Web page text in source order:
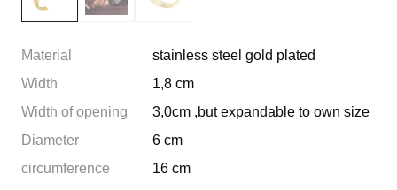
Material
stainless steel gold plated
Width
1,8 cm
Width of opening
3,0cm ,but expandable to own size
Diameter
6 cm
circumference
16 cm